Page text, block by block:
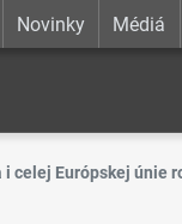
Novinky Médiá
celej Európskej únie